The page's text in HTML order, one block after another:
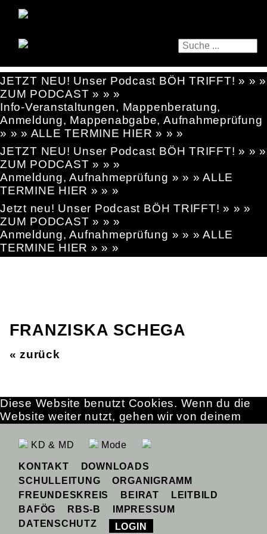
JETZT NEU! Unser Podcast BÖH TRIFFT! » » »
ZUM PODCAST » » »
Info-Veranstaltungen, Mappenberatung,
Anmeldung, Mappenabgabe, Aufnahmeprüfung
» » » ALLE TERMINE HIER » » »
JETZT NEU! Unser Podcast BÖH TRIFFT! » » »
ZUM PODCAST » » »
Anmeldung, Aufnahmeprüfung » » » ALLE
TERMINE HIER » » »
Jetzt neu! Unser Podcast BÖH TRIFFT! » » »
ZUM PODCAST » » »
Anmeldung, Aufnahmeprüfung » » » ALLE
TERMINE HIER » » »
FRANZISKA SCHEGA
« zurück
KD & MD Mode
KONTAKT
DOWNLOADS
SCHULLEITUNG
ORGANIGRAMM
FREUNDESKREIS
BEIRAT
LEITBILD
BAFÖG
RBS-B
IMPRESSUM
DATENSCHUTZ
LOGIN
Diese Website benutzt Cookies. Wenn du die
Website weiter nutzt, gehen wir von deinem